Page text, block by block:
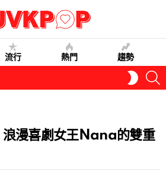
流行 熱門 趨勢
SKIN
浪漫喜劇女王Nana的雙重